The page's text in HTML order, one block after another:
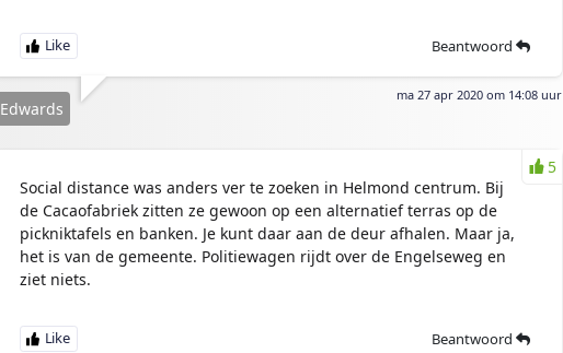
Beantwoord
ma 27 apr 2020 om 14:08 uur
Edwards
Social distance was anders ver te zoeken in Helmond centrum. Bij
de Cacaofabriek zitten ze gewoon op een alternatief terras op de
pickniktafels en banken. Je kunt daar aan de deur afhalen. Maar ja,
het is van de gemeente. Politiewagen rijdt over de Engelseweg en
ziet niets.
Beantwoord
5